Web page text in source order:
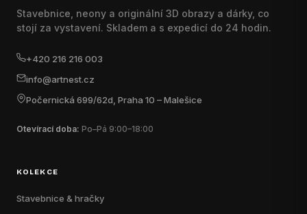
Stavebnice, neony a originální 3D obrazy a dárky, co
stojí za vystavení. Skladem a s expedicí do 24 hodin.
+420 216 216 003
info@artnest.cz
Počernická 699/62d, Praha 10 – Malešice
Otevírací doba: Po–Pá 9:00–18:00
KOLEKCE
Stavebnice & hračky